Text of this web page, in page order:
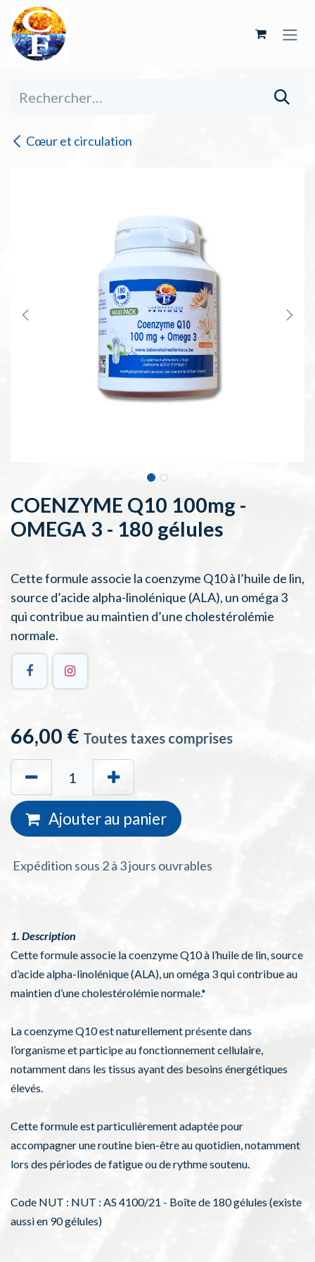
Se rendre au contenu
Cœur et circulation
COENZYME Q10 100mg -
OMEGA 3 - 180 gélules
Cette formule associe la coenzyme Q10 à l’huile de lin,
source d’acide alpha-linolénique (ALA), un oméga 3
qui contribue au maintien d’une cholestérolémie
normale.
66,00 € Toutes taxes comprises
Ajouter au panier
Expédition sous 2 à 3 jours ouvrables
1. Description
Cette formule associe la coenzyme Q10 à l’huile de lin, source
d’acide alpha-linolénique (ALA), un oméga 3 qui contribue au
maintien d’une cholestérolémie normale.*
La coenzyme Q10 est naturellement présente dans
l’organisme et participe au fonctionnement cellulaire,
notamment dans les tissus ayant des besoins énergétiques
élevés.
Cette formule est particulièrement adaptée pour
accompagner une routine bien-être au quotidien, notamment
lors des périodes de fatigue ou de rythme soutenu.
Code NUT : NUT : AS 4100/21 - Boîte de 180 gélules (existe
aussi en 90 gélules)